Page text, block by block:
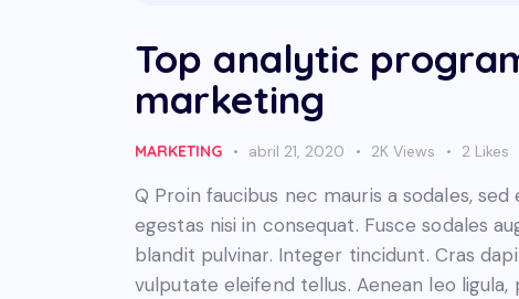
Top analytic
marketing
MARKETING abril 21, 2020 2K Views 2 Likes
Q Proin faucibus nec mauris a sodales,
egestas nisi in consequat. Fusce sodales
blandit pulvinar. Integer tincidunt. Cras
vulputate eleifend tellus. Aenean leo